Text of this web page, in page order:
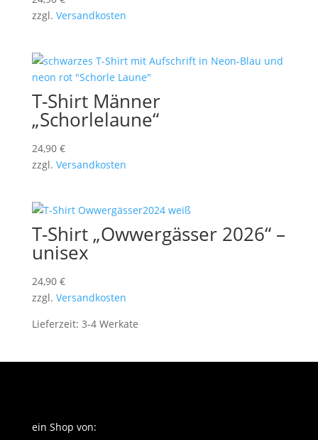
zzgl. Versandkosten
T-Shirt Männer
„Schorlelaune“
24,90 €
zzgl. Versandkosten
T-Shirt „Owwergässer 2026“ –
unisex
24,90 €
zzgl. Versandkosten
Lieferzeit: 3-4 Werkate
ein Shop von: